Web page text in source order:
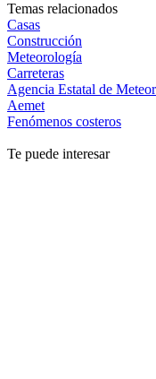
Temas relacionados
Casas
Construcción
Meteorología
Carreteras
Agencia Estatal de
Aemet
Fenómenos costeros
Te puede interesar